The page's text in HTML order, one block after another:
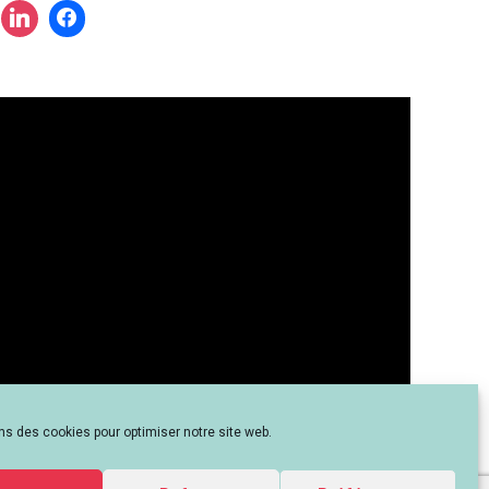
des cookies pour optimiser notre site web.
?